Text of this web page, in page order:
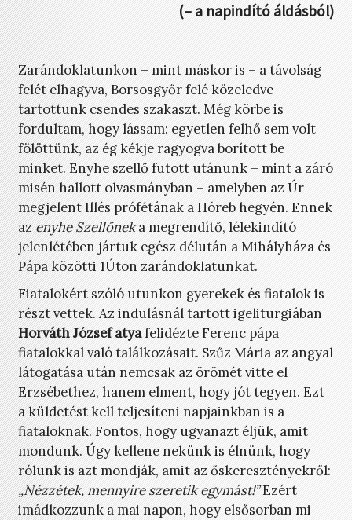
(– a napindító áldásból)
Zarándoklatunkon – mint máskor is – a távolság
felét elhagyva, Borsosgyőr felé közeledve
tartottunk csendes szakaszt. Még körbe is
fordultam, hogy lássam: egyetlen felhő sem volt
fölöttünk, az ég kékje ragyogva borított be
minket. Enyhe szellő futott utánunk – mint a záró
misén hallott olvasmányban – amelyben az Úr
megjelent Illés prófétának a Hóreb hegyén. Ennek
azenyhe Szellőneka megrendítő, lélekindító
jelenlétében jártuk egész délután a Mihályháza és
Pápa közötti 1Úton zarándoklatunkat.
Fiatalokért szóló utunkon gyerekek és fiatalok is
részt vettek. Az indulásnál tartott igeliturgiában
Horváth József atyafelidézte Ferenc pápa
fiatalokkal való találkozásait. Szűz Mária az angyal
látogatása után nemcsak az örömét vitte el
Erzsébethez, hanem elment, hogy jót tegyen. Ezt
a küldetést kell teljesíteni napjainkban is a
fiataloknak. Fontos, hogy ugyanazt éljük, amit
mondunk. Úgy kellene nekünk is élnünk, hogy
rólunk is azt mondják, amit az őskeresztényekről:
„Nézzétek, mennyire szeretik egymást!”Ezért
imádkozzunk a mai napon, hogy elsősorban mi